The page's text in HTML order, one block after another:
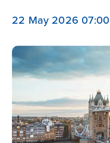
22 May 2026 07:00